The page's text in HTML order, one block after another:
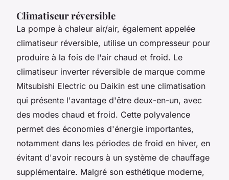
Climatiseur réversible
La pompe à chaleur air/air, également appelée
climatiseur réversible, utilise un compresseur pour
produire à la fois de l'air chaud et froid. Le
climatiseur inverter réversible de marque comme
Mitsubishi Electric ou Daikin est une climatisation
qui présente l'avantage d'être deux-en-un, avec
des modes chaud et froid. Cette polyvalence
permet des économies d'énergie importantes,
notamment dans les périodes de froid en hiver, en
évitant d'avoir recours à un système de chauffage
supplémentaire. Malgré son esthétique moderne,